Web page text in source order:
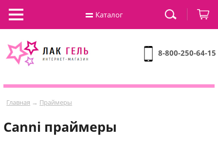
8-800-250-64-15
Главная → Праймеры
Canni праймеры
Каталог